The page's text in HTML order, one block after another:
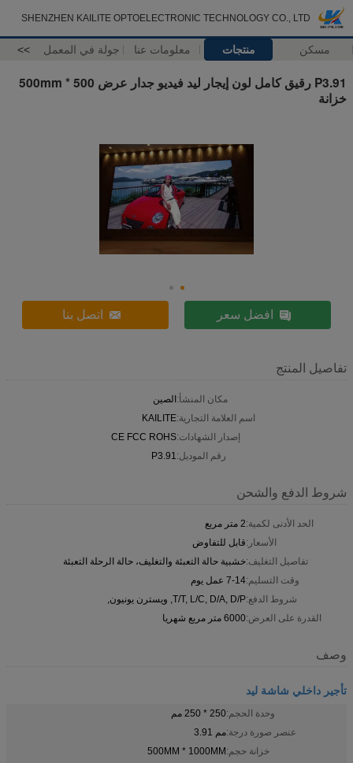
SHENZHEN KAILITE OPTOELECTRONIC TECHNOLOGY CO., LTD
مسكن منتجات معلومات عنا جولة في المعمل >>
P3.91 رقيق كامل لون إيجار ليد فيديو جدار عرض 500 * 500mm
خزانة
افضل سعر اتصل بنا
تفاصيل المنتج
مكان المنشأ:الصين
اسم العلامة التجارية:KAILITE
إصدار الشهادات:CE FCC ROHS
رقم الموديل:P3.91
شروط الدفع والشحن
الحد الأدنى لكمية:2 متر مربع
الأسعار:قابل للتفاوض
تفاصيل التغليف:خشبية حالة التعبئة والتغليف، حالة الرحلة التعبئة
وقت التسليم:7-14 عمل يوم
شروط الدفع:T/T, L/C, D/A, D/P, ويسترن يونيون,
القدرة على العرض:6000 متر مربع شهريا
وصف
تأجير داخلي شاشة ليد
وحدة الحجم:250 * 250 مم
عنصر صورة درجة:مم 3.91
خزانة حجم:500MM * 1000MM